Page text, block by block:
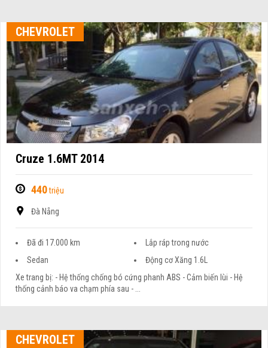
CHEVROLET
Cruze 1.6MT 2014
440triệu
Đà Nẵng
Đã đi 17.000 km
Lắp ráp trong nước
Sedan
Động cơ Xăng 1.6L
Xe trang bị: - Hệ thống chống bó cứng phanh ABS - Cảm biến lùi - Hệ
thống cảnh báo va chạm phía sau - ...
CHEVROLET